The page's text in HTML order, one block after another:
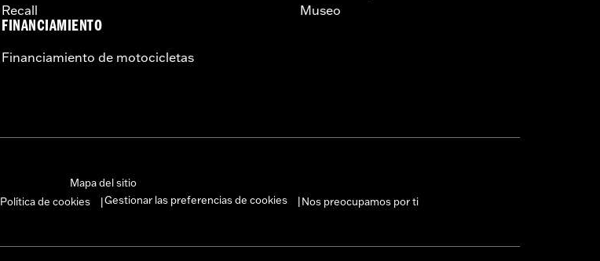
Recall
FINANCIAMIENTO
Financiamiento de motocicletas
Museo
Mapa del sitio
Política de cookies Gestionar las preferencias de cookies Nos preocupamos por ti